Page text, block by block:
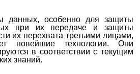
данных, особенно для защиты
при их передаче и защиты
их перехвата третьими лицами,
новейшие технологии. Они
в соответствии с текущим
знаний.